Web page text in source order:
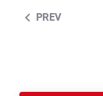
PREV